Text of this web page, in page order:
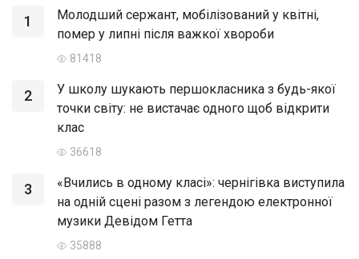
1
Молодший сержант, мобілізований у квітні,
помер у липні після важкої хвороби
81418
2
У школу шукають першокласника з будь-якої
точки світу: не вистачає одного щоб відкрити
клас
36618
3
«Вчились в одному класі»: чернігівка виступила
на одній сцені разом з легендою електронної
музики Девідом Гетта
35888